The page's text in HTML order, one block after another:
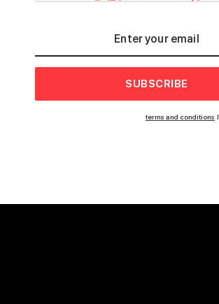
SUBSCRIBE
terms and conditions